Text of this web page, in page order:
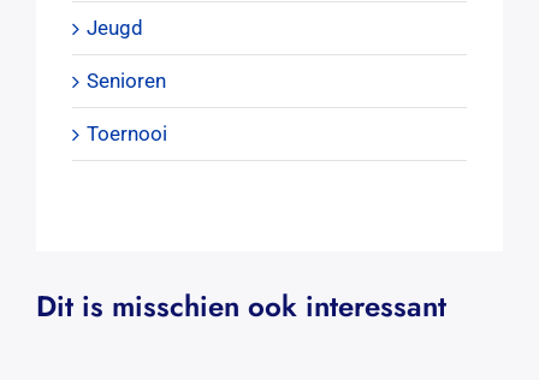
Jeugd
Senioren
Toernooi
Dit is misschien ook interessant